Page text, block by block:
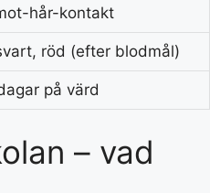
hår-kontakt
röd (efter blodmål)
på värd
– vad